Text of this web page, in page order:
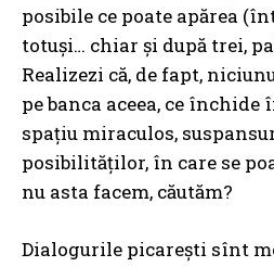
posibile ce poate apărea
totuși… chiar și după trei,
Realizezi că, de fapt,
pe banca aceea, ce închide
spațiu miraculos,
posibilităților, în care se
nu asta facem, căutăm?
Dialogurile picarești sînt